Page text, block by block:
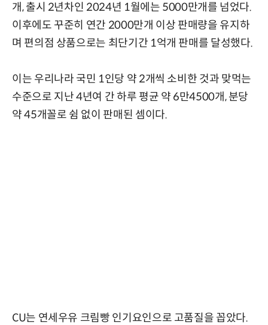
개, 출시 2년차인 2024년 1월에는 5000만개를 넘었다.
이후에도 꾸준히 연간 2000만개 이상 판매량을 유지하
며 편의점 상품으로는 최단기간 1억개 판매를 달성했다.
이는 우리나라 국민 1인당 약 2개씩 소비한 것과 맞먹는
수준으로 지난 4년여 간 하루 평균 약 6만4500개, 분당
약 45개꼴로 쉼 없이 판매된 셈이다.
CU는 연세우유 크림빵 인기요인으로 고품질을 꼽았다.